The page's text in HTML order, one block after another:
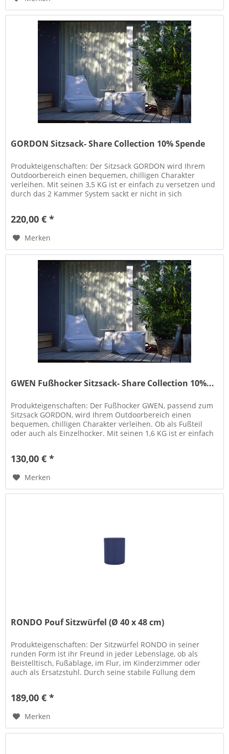
GORDON Sitzsack- Share Collection 10% Spende
Produkteigenschaften: Der Sitzsack GORDON wird Ihrem
Outdoorbereich einen bequemen, chilligen Charakter
verleihen. Mit seinen 3,5 KG ist er einfach zu versetzen und
durch das 2 Kammer System sackt er nicht in sich
220,00 € *
Merken
GWEN Fußhocker Sitzsack- Share Collection 10%...
Produkteigenschaften: Der Fußhocker GWEN, passend zum
Sitzsack GORDON, wird Ihrem Outdoorbereich einen
bequemen, chilligen Charakter verleihen. Ob als Fußteil
oder auch als Einzelhocker. Mit seinen 1,6 KG ist er einfach
130,00 € *
Merken
RONDO Pouf Sitzwürfel (Ø 40 x 48 cm)
Produkteigenschaften: Der Sitzwürfel RONDO in seiner
runden Form ist ihr Freund in jeder Lebenslage, ob als
Beistelltisch, Fußablage, im Flur, im Kinderzimmer oder
auch als Ersatzstuhl. Durch seine stabile Füllung dem
189,00 € *
Merken